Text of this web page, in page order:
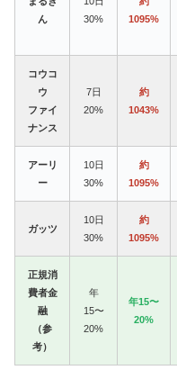
ん
30%
1095%
コウコ
ウ
ファイ
ナンス
7日
20%
約
1043%
アーリ
ー
10日
30%
約
1095%
ガッツ
10日
30%
約
1095%
正規消
費者金
融
（参
考）
年
15〜
20%
年15〜
20%